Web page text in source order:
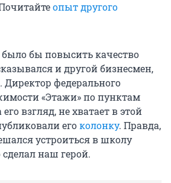
опыт другого
бы повысить качество
и другой бизнесмен,
федерального
«Этажи» по пунктам
взгляд, не хватает в этой
егоколонку. Правда,
устроиться в школу
сделал наш герой.